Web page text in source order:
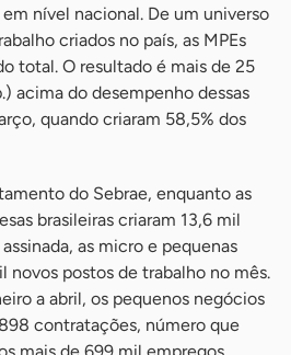
nível nacional. De um universo
criados no país, as MPEs
total. O resultado é mais de 25
acima do desempenho dessas
quando criaram 58,5% dos
do Sebrae, enquanto as
brasileiras criaram 13,6 mil
as micro e pequenas
novos postos de trabalho no mês.
a abril, os pequenos negócios
contratações, número que